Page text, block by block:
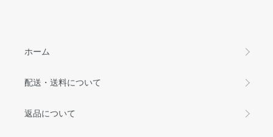
ホーム
配送・送料について
返品について